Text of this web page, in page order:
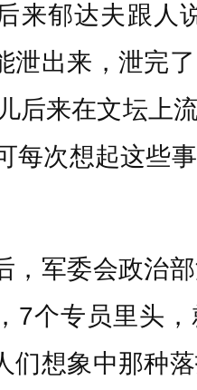
来郁达夫跟人
泄出来，泄完
后来在文坛上
每次想起这些
军委会政治部
7个专员里头
们想象中那种